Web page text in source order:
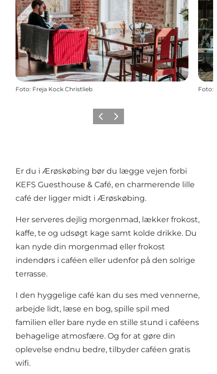
Foto: Freja Kock Christlieb Foto:
ForrigeNæste
Er du i Ærøskøbing bør du lægge vejen forbi
KEFS Guesthouse & Café, en charmerende lille
café der ligger midt i Ærøskøbing.
Her serveres dejlig morgenmad, lækker frokost,
kaffe, te og udsøgt kage samt kolde drikke. Du
kan nyde din morgenmad eller frokost
indendørs i caféen eller udenfor på den solrige
terrasse.
I den hyggelige café kan du ses med vennerne,
arbejde lidt, læse en bog, spille spil med
familien eller bare nyde en stille stund i caféens
behagelige atmosfære. Og for at gøre din
oplevelse endnu bedre, tilbyder caféen gratis
wifi.